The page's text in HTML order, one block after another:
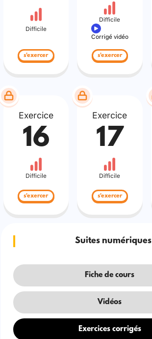
Difficile
s'exercer
Difficile
Corrigé vidéo
s'exercer
Exercice
16
Difficile
s'exercer
Exercice
17
Difficile
s'exercer
Suites numériques
Fiche de cours
Vidéos
Exercices corrigés